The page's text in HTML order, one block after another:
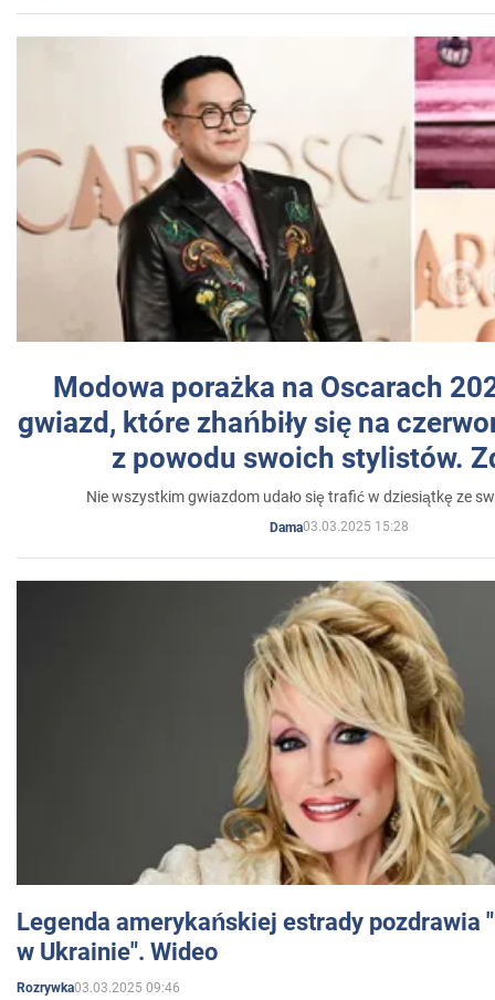
Modowa porażka na Oscarach
gwiazd, które zhańbiły się na
z powodu swoich stylistów.
Nie wszystkim gwiazdom udało się trafić w dziesiątkę ze
Dama03.03.2025 15:28
Legenda amerykańskiej estrady pozdrawia
w Ukrainie". Wideo
Rozrywka03.03.2025 09:46